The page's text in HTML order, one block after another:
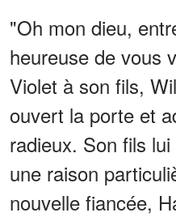
"Oh mon dieu,
heureuse de vous
Violet à son fils,
ouvert la porte et
radieux. Son fils
une raison
nouvelle fiancée,